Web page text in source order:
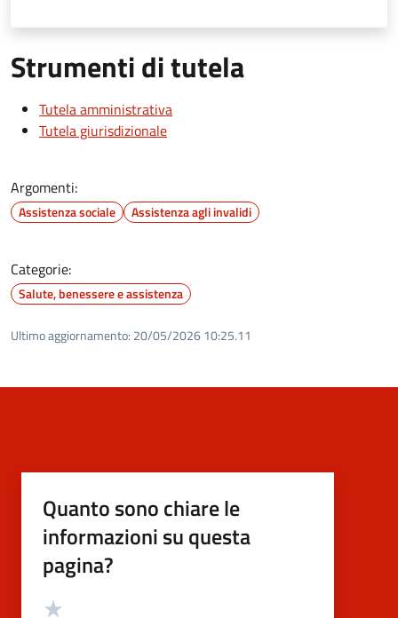
Strumenti di tutela
Tutela amministrativa
Tutela giurisdizionale
Argomenti:
Assistenza sociale Assistenza agli invalidi
Categorie:
Salute, benessere e assistenza
Ultimo aggiornamento: 20/05/2026 10:25.11
Quanto sono chiare le
informazioni su questa
pagina?
Valutazione